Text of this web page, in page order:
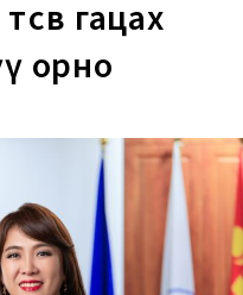
гацах
орно